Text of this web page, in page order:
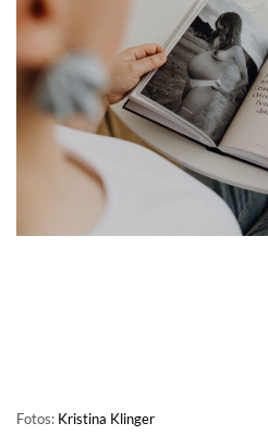
Fotos: Kristina Klinger